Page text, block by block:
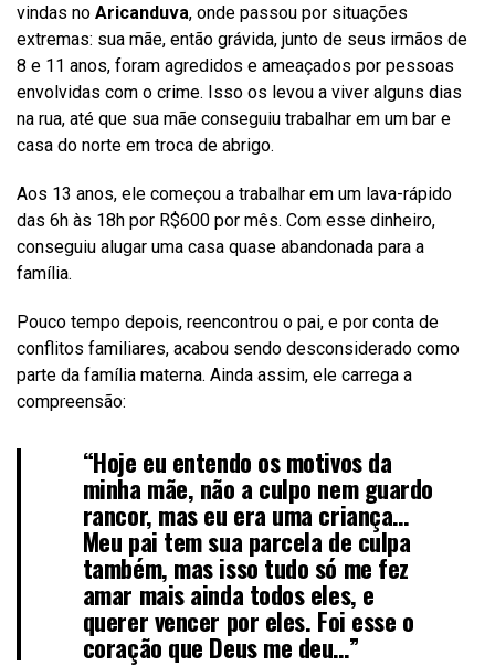
vindas no Aricanduva, onde passou por situações
extremas: sua mãe, então grávida, junto de seus irmãos de
8 e 11 anos, foram agredidos e ameaçados por pessoas
envolvidas com o crime. Isso os levou a viver alguns dias
na rua, até que sua mãe conseguiu trabalhar em um bar e
casa do norte em troca de abrigo.
Aos 13 anos, ele começou a trabalhar em um lava-rápido
das 6h às 18h por R$600 por mês. Com esse dinheiro,
conseguiu alugar uma casa quase abandonada para a
família.
Pouco tempo depois, reencontrou o pai, e por conta de
conflitos familiares, acabou sendo desconsiderado como
parte da família materna. Ainda assim, ele carrega a
compreensão:
“Hoje eu entendo os motivos da
minha mãe, não a culpo nem guardo
rancor, mas eu era uma criança…
Meu pai tem sua parcela de culpa
também, mas isso tudo só me fez
amar mais ainda todos eles, e
querer vencer por eles. Foi esse o
coração que Deus me deu…”